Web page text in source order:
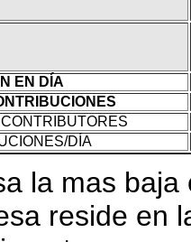
EN DÍA
DÍA
la mas
reside en